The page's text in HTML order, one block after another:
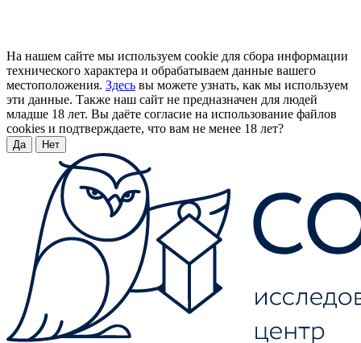
На нашем сайте мы используем cookie для сбора информации
технического характера и обрабатываем данные вашего
местоположения. Здесь вы можете узнать, как мы используем
эти данные. Также наш сайт не предназначен для людей
младше 18 лет. Вы даёте согласие на использование файлов
cookies и подтверждаете, что вам не менее 18 лет?
Да Нет